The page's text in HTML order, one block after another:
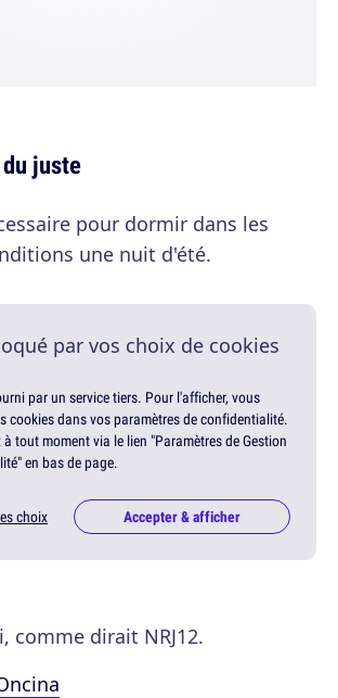
juste
pour dormir dans les
une nuit d'été.
par vos choix de cookies
par un service tiers. Pour l'afficher, vous
cookies dans vos paramètres de confidentialité.
tout moment via le lien "Paramètres de Gestion
en bas de page.
choix Accepter & afficher
comme dirait NRJ12.